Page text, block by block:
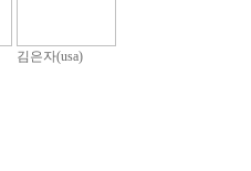
김은자(usa)